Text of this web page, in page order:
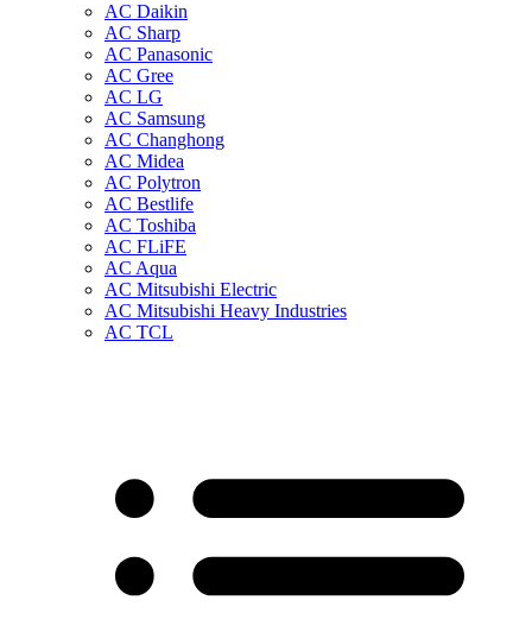
AC Daikin
AC Sharp
AC Panasonic
AC Gree
AC LG
AC Samsung
AC Changhong
AC Midea
AC Polytron
AC Bestlife
AC Toshiba
AC FLiFE
AC Aqua
AC Mitsubishi Electric
AC Mitsubishi Heavy Industries
AC TCL